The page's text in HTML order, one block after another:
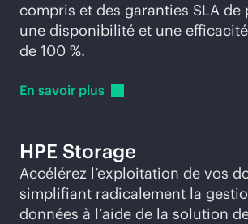
compris et des garanties SLA de
une disponibilité et une
de 100 %.
En savoir plus
HPE Storage
Accélérez l’exploitation de vos
simplifiant radicalement la
données à l’aide de la solution